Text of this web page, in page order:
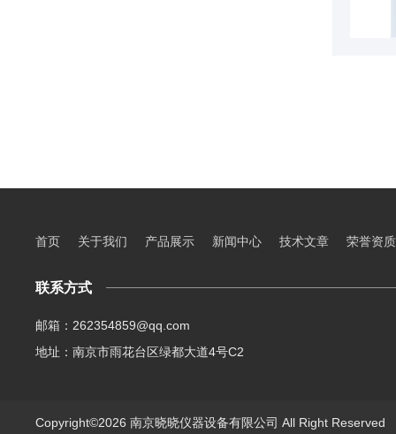
首页 关于我们 产品展示 新闻中心 技术文章 荣誉资质
联系方式
邮箱：262354859@qq.com
地址：南京市雨花台区绿都大道4号C2
Copyright©2026 南京晓晓仪器设备有限公司 All Right